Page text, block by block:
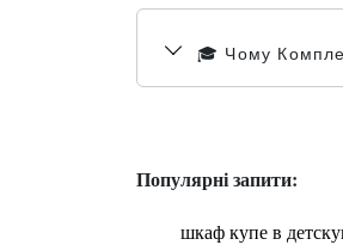
🎓 Чому
Популярні запити:
шкаф купе в